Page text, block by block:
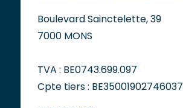
Boulevard Sainctelette, 39
7000 MONS
TVA : BE0743.699.097
Cpte tiers : BE35001902746037